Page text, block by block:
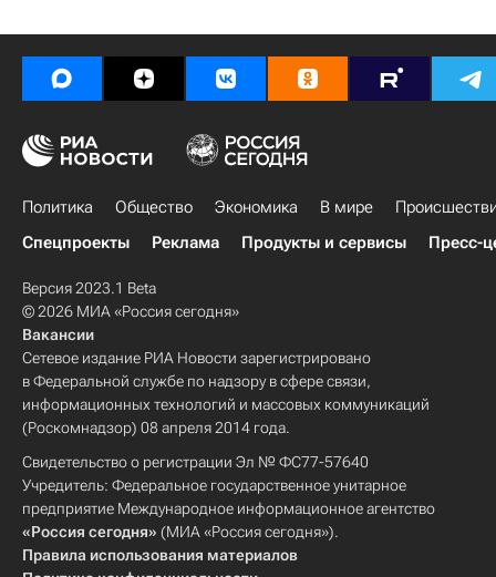
Политика Общество Экономика В мире
Спецпроекты
Реклама Продукты и сервисы Пресс-
Версия 2023.1 Beta
© 2026 МИА «Россия сегодня»
Вакансии
Сетевое издание РИА Новости зарегистрировано
в Федеральной службе по надзору в сфере связи,
информационных технологий и массовых коммуникаций
(Роскомнадзор) 08 апреля 2014 года.
Свидетельство о регистрации Эл № ФС77-57640
Учредитель: Федеральное государственное унитарное
предприятие Международное информационное агентство
«Россия сегодня» (МИА «Россия сегодня»).
Правила использования материалов